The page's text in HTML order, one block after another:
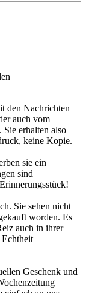
den Nachrichten
auch vom
Sie erhalten also
keine Kopie.
sie ein
sind
Sie sehen nicht
worden. Es
auch in ihrer
Geschenk und